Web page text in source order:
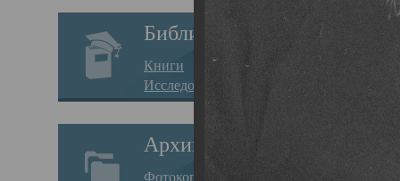
Библиотека
Книги
Исследования
Архив
Фотокопии дел